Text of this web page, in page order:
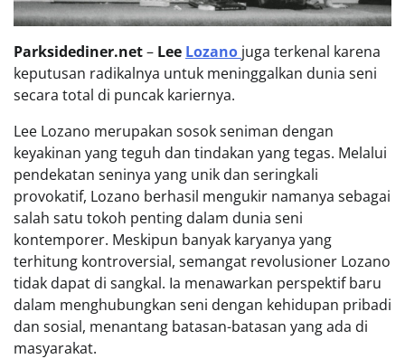
Parksidediner.net– Lee Lozano juga terkenal karena
keputusan radikalnya untuk meninggalkan dunia seni
secara total di puncak kariernya.
Lee Lozano merupakan sosok seniman dengan
keyakinan yang teguh dan tindakan yang tegas. Melalui
pendekatan seninya yang unik dan seringkali
provokatif, Lozano berhasil mengukir namanya sebagai
salah satu tokoh penting dalam dunia seni
kontemporer. Meskipun banyak karyanya yang
terhitung kontroversial, semangat revolusioner Lozano
tidak dapat di sangkal. Ia menawarkan perspektif baru
dalam menghubungkan seni dengan kehidupan pribadi
dan sosial, menantang batasan-batasan yang ada di
masyarakat.